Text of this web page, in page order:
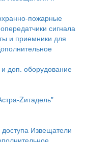
пожарные
сигнала
и приемники для
доп. оборудование
Zитадель"
Извещатели